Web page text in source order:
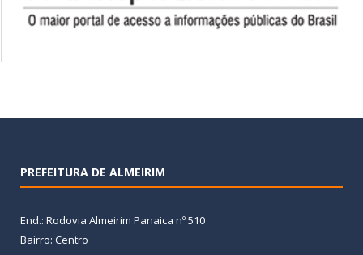
PREFEITURA DE ALMEIRIM
End.: Rodovia Almeirim Panaica nº 510
Bairro: Centro